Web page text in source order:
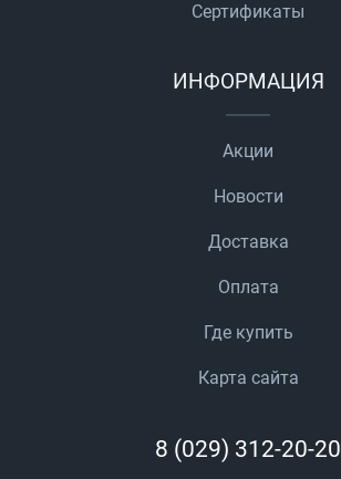
Сертификаты
ИНФОРМАЦИЯ
Акции
Новости
Доставка
Оплата
Где купить
Карта сайта
8 (029) 312-20-20